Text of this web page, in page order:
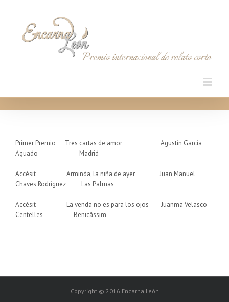
Primer Premio Tres cartas de amor Agustín García
Aguado Madrid
Accésit Arminda, la niña de ayer Juan Manuel
Chaves Rodríguez Las Palmas
Accésit La venda no es para los ojos Juanma Velasco
Centelles Benicâssim
Copyright © 2016 Encarna León